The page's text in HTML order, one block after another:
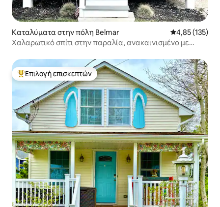
Καταλύματα στην πόλη Belmar Μέση
4,85 (135)
Χαλαρωτικό σπίτι στην παραλία, ανακαινισμένο με
Κορυφαία επιλογή επισκεπτών
Επιλογή επισκεπτών